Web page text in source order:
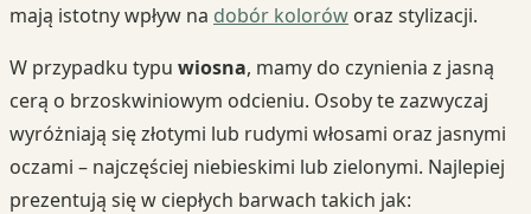
mają istotny wpływ na dobór kolorów oraz stylizacji.
W przypadku typu wiosna, mamy do czynienia z jasną
cerą o brzoskwiniowym odcieniu. Osoby te zazwyczaj
wyróżniają się złotymi lub rudymi włosami oraz jasnymi
oczami – najczęściej niebieskimi lub zielonymi. Najlepiej
prezentują się w ciepłych barwach takich jak: